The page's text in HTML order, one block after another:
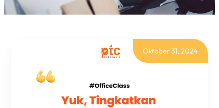
Oktober 31, 2024